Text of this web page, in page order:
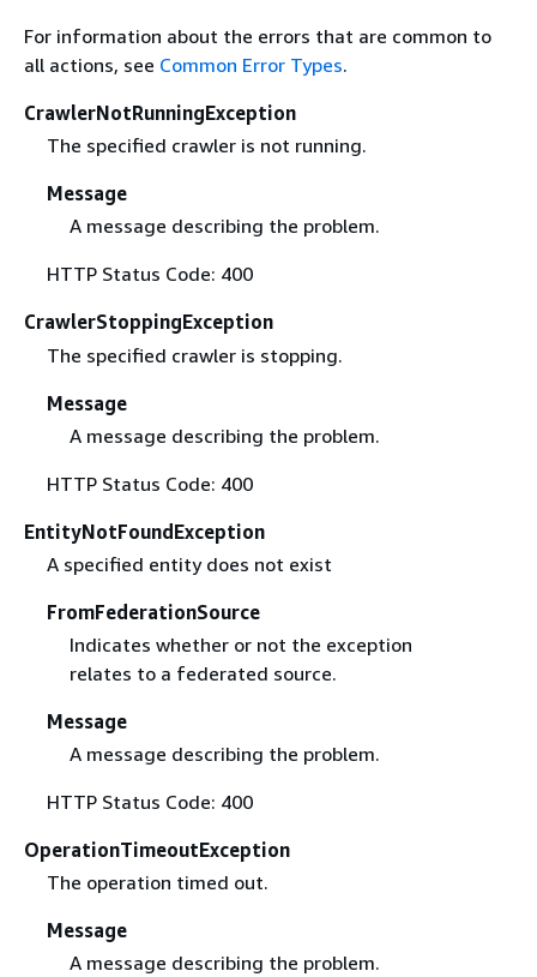
For information about the errors that are common to
all actions, see Common Error Types.
CrawlerNotRunningException
The specified crawler is not running.
Message
A message describing the problem.
HTTP Status Code: 400
CrawlerStoppingException
The specified crawler is stopping.
Message
A message describing the problem.
HTTP Status Code: 400
EntityNotFoundException
A specified entity does not exist
FromFederationSource
Indicates whether or not the exception
relates to a federated source.
Message
A message describing the problem.
HTTP Status Code: 400
OperationTimeoutException
The operation timed out.
Message
A message describing the problem.